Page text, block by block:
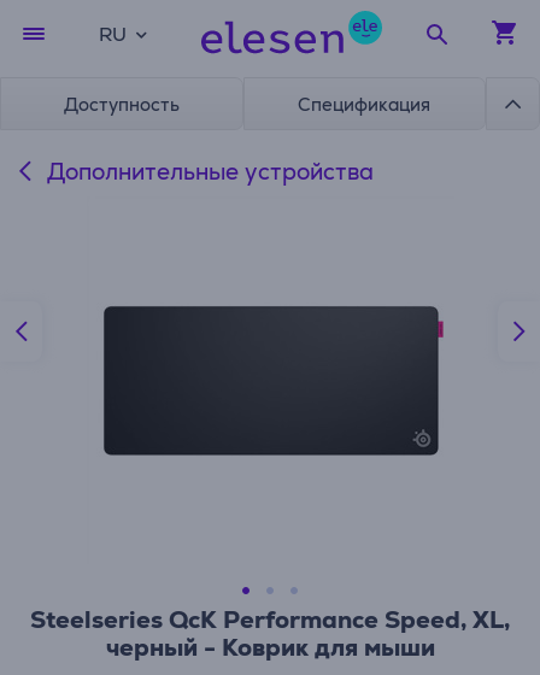
RU
Доступность Спецификация
Дополнительные устройства
Steelseries QcK Performance Speed, XL,
черный - Коврик для мыши